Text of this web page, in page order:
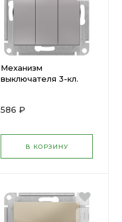
Механизм
выключателя 3-кл.
1240234 )
586 ₽
В КОРЗИНУ